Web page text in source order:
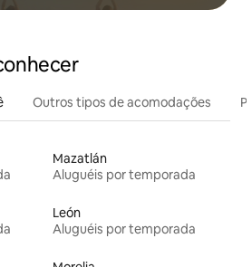
Outros tipos de acomodações
Mazatlán
Aluguéis por temporada
León
Aluguéis por temporada